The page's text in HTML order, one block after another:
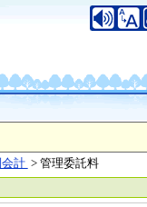
計 > 管理委託料